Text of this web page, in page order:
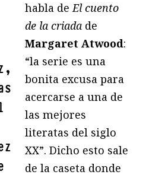
habla deEl cuento
de la criada de
Margaret Atwood:
“la serie es una
bonita excusa para
acercarse a una de
las mejores
literatas del siglo
XX”. Dicho esto sale
de la caseta donde